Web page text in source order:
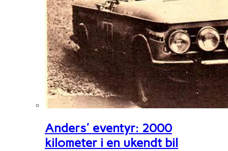
Anders' eventyr: 2000
kilometer i en ukendt bil